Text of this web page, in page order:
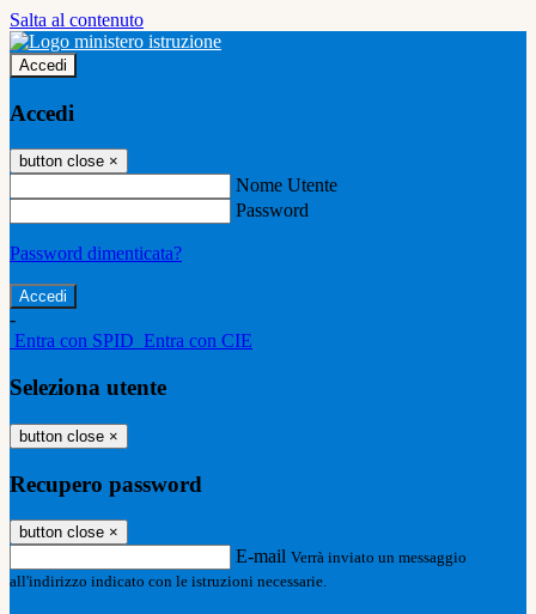
Salta al contenuto
Accedi
Accedi
button close ×
Nome Utente
Password
Password dimenticata?
-
Entra con SPID Entra con CIE
Seleziona utente
button close ×
Recupero password
button close ×
E-mail Verrà inviato un messaggio
all'indirizzo indicato con le istruzioni necessarie.